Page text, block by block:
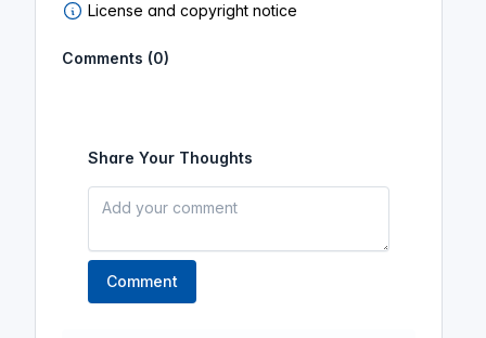
License and copyright notice
Comments (0)
Share Your Thoughts
Comment